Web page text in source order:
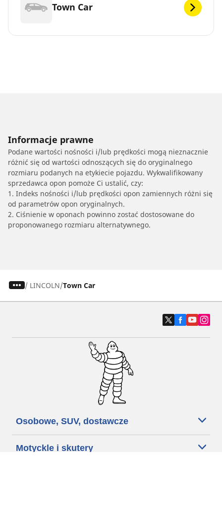
Town Car
Informacje prawne
Podane wartości nośności i/lub prędkości mogą nieznacznie
różnić się od wartości odnoszących się do oryginalnego
rozmiaru podanych na etykiecie pojazdu. Wykwalifikowany
sprzedawca opon pomoże Ci ustalić, czy:
1. Indeks nośności i/lub prędkości opon zamiennych różni się
od parametrów opon oryginalnych.
2. Ciśnienie w oponach powinno zostać dostosowane do
proponowanego rozmiaru alternatywnego.
/ LINCOLN Town Car
Osobowe, SUV, dostawcze
Motyckle i skutery